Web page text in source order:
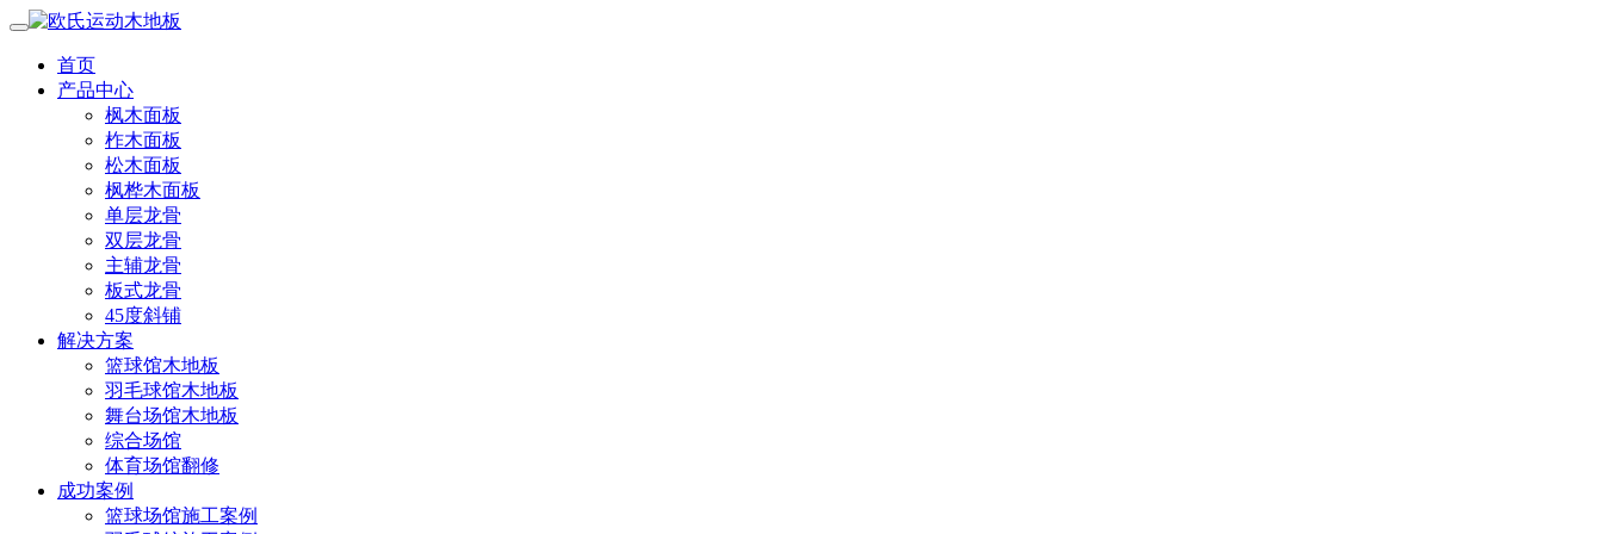
首页
产品中心
枫木面板
柞木面板
松木面板
枫桦木面板
单层龙骨
双层龙骨
主辅龙骨
板式龙骨
45度斜铺
解决方案
篮球馆木地板
羽毛球馆木地板
舞台场馆木地板
综合场馆
体育场馆翻修
成功案例
篮球场馆施工案例